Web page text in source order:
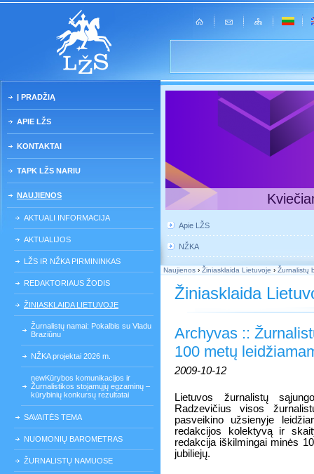
Į PRADŽIĄ
APIE LŽS
KONTAKTAI
TAPK LŽS NARIU
NAUJIENOS
AKTUALI INFORMACIJA
AKTUALIJOS
LŽS IR NŽKA PIRMININKAS
REDAKTORIAUS ŽODIS
ŽINIASKLAIDA LIETUVOJE
Žurnalistų namai: Pokalbis su Vladu
Braziūnu
NŽKA projektai 2026 m.
newKūrybos komunikacijos ir
Žurnalistikos stojamųjų egzaminų –
kūrybinių konkursų rezultatai
SAVAITĖS TEMA
NUOMONIŲ BAROMETRAS
ŽURNALISTŲ NAMUOSE
Apie LŽS
NŽKA
Naujienos › Žiniasklaida Lietuvoje › Žurnalistų
Žiniasklaida
Archyvas ::
100 metų
2009-10-12
Lietuvos žurnalistų
Radzevičius visos
pasveikino užsienyje
redakcijos kolektyvą ir
redakcija iškilmingai minės
jubiliejų.